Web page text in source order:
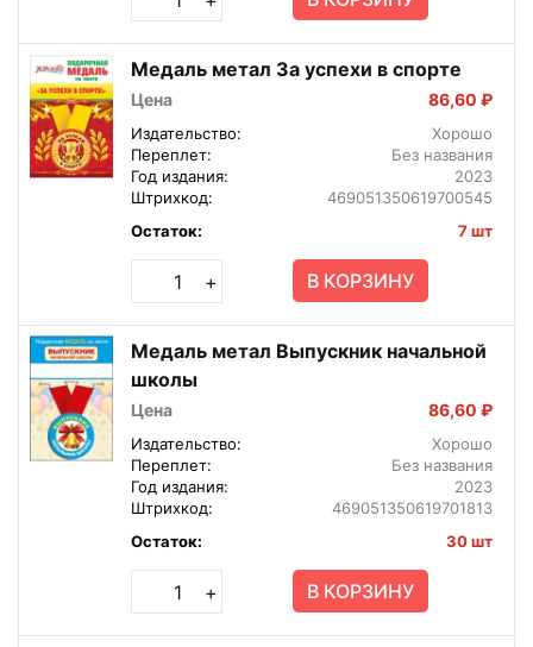
Медаль метал За успехи в спорте
Цена 86,60 ₽
Издательство:
Хорошо
Переплет:
Без названия
Год издания:
2023
Штрихкод:
469051350619700545
Остаток:
7 шт
+ В КОРЗИНУ
Медаль метал Выпускник начальной
школы
Цена 86,60 ₽
Издательство:
Хорошо
Переплет:
Без названия
Год издания:
2023
Штрихкод:
469051350619701813
Остаток:
30 шт
+ В КОРЗИНУ